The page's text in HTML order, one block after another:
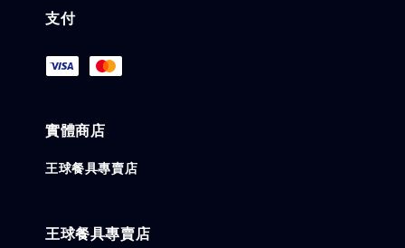
支付
實體商店
王球餐具專賣店
王球餐具專賣店